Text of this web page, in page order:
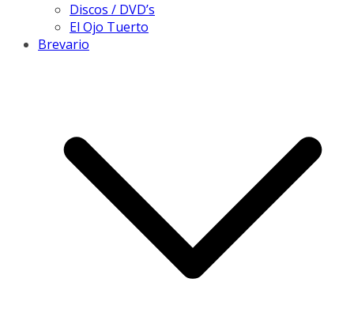
Discos / DVD’s
El Ojo Tuerto
Brevario